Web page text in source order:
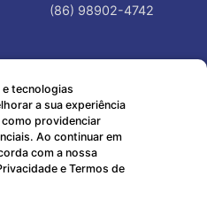
(86) 98902-4742
Emails:
ouvidoriacabeceiras@gmail.com
tecnologias
a sua experiência
providenciar
Ao continuar em
com a nossa
e Termos de